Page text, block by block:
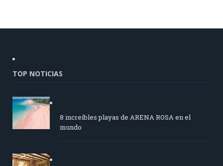
TOP NOTICIAS
8 increíbles playas de ARENA ROSA en el
mundo